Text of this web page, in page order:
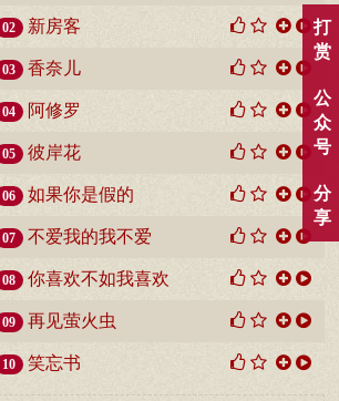
02 新房客
03 香奈儿
04 阿修罗
05 彼岸花
06 如果你是假的
07 不爱我的我不爱
08 你喜欢不如我喜欢
09 再见萤火虫
10 笑忘书
打
赏
公
众
号
分
享